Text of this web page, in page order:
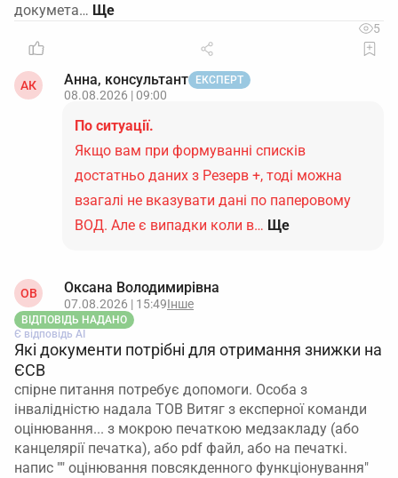
докумета…
5
АК Анна, консультант ЕКСПЕРТ
08.08.2026 | 09:00
По ситуації.
Якщо вам при формуванні списків
достатньо даних з Резерв +, тоді можна
взагалі не вказувати дані по паперовому
ВОД. Але є випадки коли в… Ще
ОВ Оксана Володимирівна
07.08.2026 | 15:49Інше
ВІДПОВІДЬ НАДАНО
Є відповідь АІ
Які документи потрібні для отримання знижки на
ЄСВ
спірне питання потребує допомоги. Особа з
інвалідністю надала ТОВ Витяг з експерної команди
оцінювання... з мокрою печаткою медзакладу (або
канцелярії печатка), або pdf файл, або на печаткі.
напис "" оцінювання повсякденного функціонування"